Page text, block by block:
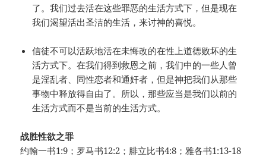
了。我们过去活在这些罪恶的生活方式下，但是现在
我们渴望活出圣洁的生活，来讨神的喜悦。
信徒不可以活跃地活在未悔改的在性上道德败坏的生
活方式下。在我们得到救恩之前，我们中的一些人曾
是淫乱者、同性恋者和通奸者，但是神把我们从那些
事物中释放得自由了。所以，那些应当是我们以前的
生活方式而不是当前的生活方式。
战胜性欲之罪
约翰一书1:9；罗马书12:2；腓立比书4:8；雅各书1:13-18